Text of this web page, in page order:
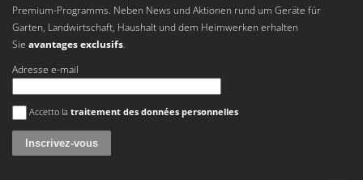
Premium-Programms. Neben News und Aktionen rund um Geräte für
Garten, Landwirtschaft, Haushalt und dem Heimwerken erhalten
Sie avantages exclusifs.
Adresse e-mail
Une erreur est survenue
Accetto la traitement des données personnelles